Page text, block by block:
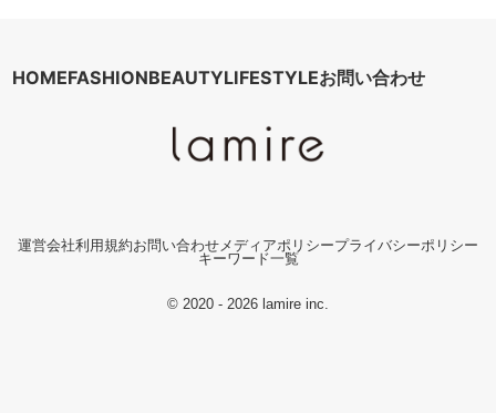
HOMEFASHIONBEAUTYLIFESTYLEお問い合わせ
運営会社利用規約お問い合わせメディアポリシープライバシーポリシー
キーワード一覧
© 2020 - 2026 lamire inc.